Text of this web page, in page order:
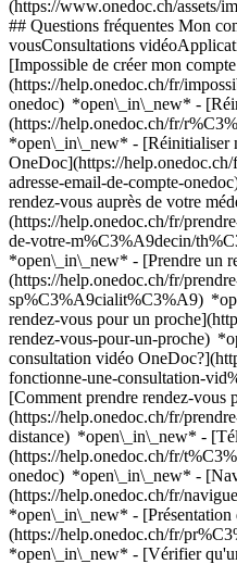
(https://www.onedoc.ch/assets/
## Questions fréquentes Mon
vousConsultations
[Impossible de créer mon
(https://help.onedoc.ch/fr/
onedoc) *open\_in\_new* -
(https://help.onedoc.ch/fr/
*open\_in\_new* - [Réinitialiser
OneDoc](https://
adresse-email-de-compte-
rendez-vous auprès de votre
(https://help.onedoc.ch/fr/
de-votre-m%C3%A9decin/
*open\_in\_new* - [Prendre un
(https://help.onedoc.ch/fr/
sp%C3%A9cialit%C3%A9)
rendez-vous pour un
rendez-vous-pour-un-proche)
consultation vidéo
fonctionne-une-consultation-
[Comment prendre rendez-vous
(https://help.onedoc.ch/fr/
distance) *open\_in\_new* -
(https://help.onedoc.ch/fr/
onedoc) *open\_in\_new* -
(https://help.onedoc.ch/fr/
*open\_in\_new* -
(https://help.onedoc.ch/fr/
*open\_in\_new* - [Vérifier qu'un rendez-vous est confirmé](https://help.onedoc.ch/fr/v%C3%A9rifier-quun-rendez-vous-est-confirm%C3%A9) *open\_in\_new* - [Annuler un rendez-vous pris en ligne sur OneDoc](https://help.onedoc.ch/fr/annuler-un-rendez-vous-pris-en-ligne-sur-onedoc) *open\_in\_new* - [Je ne reçois pas de confirmation de rendez-vous](https://help.onedoc.ch/fr/je-ne-re%C3%A7ois-pas-de-confirmation-de-rendez-vous) *open\_in\_new* [Voir tous nos articles *open\_in\_new*](https://help.onedoc.ch/fr/) close ## Modifier votre recherche ![Maison avec un signe plus annonçant qu’une consultation peut être effectuée sur place](https://www.onedoc.ch/assets/images/icons/on-site.svg) Sur place ![Caméra avec un symbole lecture annonçant qu’une consultation peut être effectuée à distance en vidéo](https://www.onedoc.ch/assets/images/icons/remote.svg) À distance Rechercher #### Spécialités #### Praticiens #### Établissements edit Cancer du col de l'utérus à Onex tune Filtrer par Nouveaux patients*keyboard\_arrow\_down* - Acceptés*check\_circle* Langue parlée*keyboard\_arrow\_down* - Anglais*check\_circle* - Croate*check\_circle* - Français*check\_circle* - Russe*check\_circle* - Serbe*check\_circle* - Ukrainien*check\_circle* Sexe*keyboard\_arrow\_down* - Femme*check\_circle* - Homme*check\_circle* Disponibilité*keyboard\_arrow\_down* - Disponible aujourdhui*check\_circle* - Dans les 3 prochains jours*check\_circle* - Dans les 7 prochains jours*check\_circle* - Dans les 14 prochains jours*check\_circle* # __Cancer du col de l'utérus__ à __Onex__: prenez rendez-vous en ligne aujourd'hui ## 1 résultat à Onex [![Dr. Dejan Stojiljkovic, gynécologue obstétricien à Onex](https://assets.onedoc.ch/images/users/30c1b44bc2323fc67b389b41128ce55705937cba5a74cc7a27c30755581c009f-small.jpg "Dr. Dejan Stojiljkovic, gynécologue obstétricien à Onex")](https://www.onedoc.ch/fr/gynecologue-obstetricien/onex/pb6sq/dr-dejan-stojiljkovic) ### [Dr. Dejan Stojiljkovic](https://www.onedoc.ch/fr/gynecologue-obstetricien/onex/pb6sq/dr-dejan-stojiljkovic) ![Badge indiquant un profil vérifié](https://www.onedoc.ch/assets/images/icons/checkmark.svg) [Gynécologue obstétricien](https://www.onedoc.ch/fr/gynecologue-obstetricien/onex) [Clinique et permanence d'Onex (CPO)](https://www.onedoc.ch/fr/groupe-medical/onex/ees0/clinique-et-permanence-d-onex-cpo) Route de Chancy 98 1213 Onex ![Icône patient avec un signe plus annonçant que le professionnel accepte de nouveaux patients](https://www.onedoc.ch/assets/images/icons/new-patients.svg)Accepte les nouveaux patients [Réserver un RDV](https://www.onedoc.ch/fr/gynecologue-obstetricien/onex/pb6sq/dr-dejan-stojiljkovic) Expertises: Cancer du col de l'utérus, [Suivi de grossesse](https://www.onedoc.ch/fr/suivi-de-grossesse/onex), [Accouchement](https://www.onedoc.ch/fr/accouchement/onex), [Contraception](https://www.onedoc.ch/fr/contraception/onex), [Maladies Sexuellement Transmissibles | Infections Sexuellement Transmissibles (MST/IST)](https://www.onedoc.ch/fr/maladies-sexuellement-transmissibles-infections-sexuellement-transmissibles-mst-ist/onex), [Infection urinaire | Cystite](https://www.onedoc.ch/fr/infection-urinaire-cystite/onex), [Cancer du sein](https://www.onedoc.ch/fr/cancer-du-sein/onex), [Infertilité](https://www.onedoc.ch/fr/infertilite/onex), [Insémination artificielle](https://